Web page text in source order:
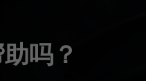
吗？